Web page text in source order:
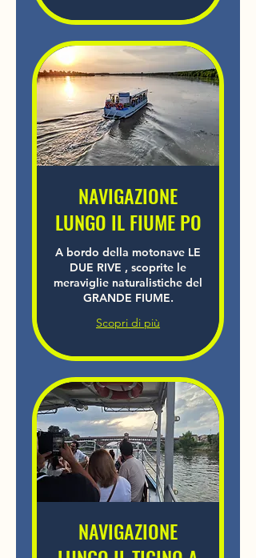
NAVIGAZIONE
LUNGO IL FIUME PO
A bordo della motonave LE
DUE RIVE , scoprite le
meraviglie naturalistiche del
GRANDE FIUME.
Scopri di più
NAVIGAZIONE